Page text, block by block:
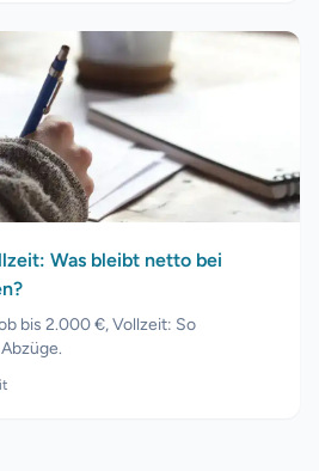
Was bleibt netto bei
bis 2.000 €, Vollzeit: So